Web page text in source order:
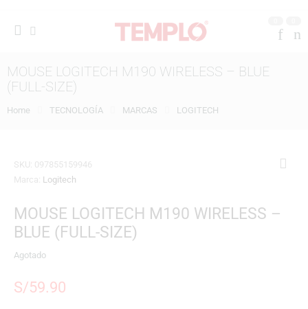
MOUSE LOGITECH M190 WIRELESS – BLUE
(FULL-SIZE)
Home TECNOLOGÍA MARCAS LOGITECH
SKU: 097855159946
Marca: Logitech
MOUSE LOGITECH M190 WIRELESS –
BLUE (FULL-SIZE)
Agotado
S/59.90